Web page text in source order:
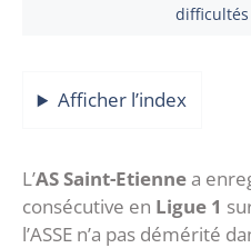
difficultés
Afficher l’index
L’AS Saint-Etiennea
consécutive en Ligue 1
l’ASSE n’a pas démérité